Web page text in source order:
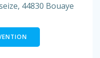
44830 Bouaye